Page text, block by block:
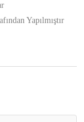
Yapılmıştır